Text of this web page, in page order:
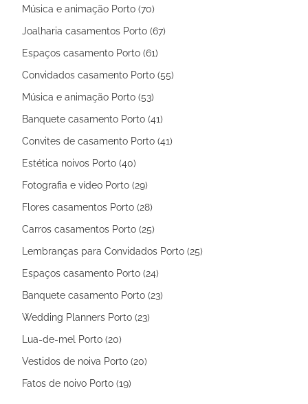
Música e animação Porto (70)
Joalharia casamentos Porto (67)
Espaços casamento Porto (61)
Convidados casamento Porto (55)
Música e animação Porto (53)
Banquete casamento Porto (41)
Convites de casamento Porto (41)
Estética noivos Porto (40)
Fotografia e vídeo Porto (29)
Flores casamentos Porto (28)
Carros casamentos Porto (25)
Lembranças para Convidados Porto (25)
Espaços casamento Porto (24)
Banquete casamento Porto (23)
Wedding Planners Porto (23)
Lua-de-mel Porto (20)
Vestidos de noiva Porto (20)
Fatos de noivo Porto (19)